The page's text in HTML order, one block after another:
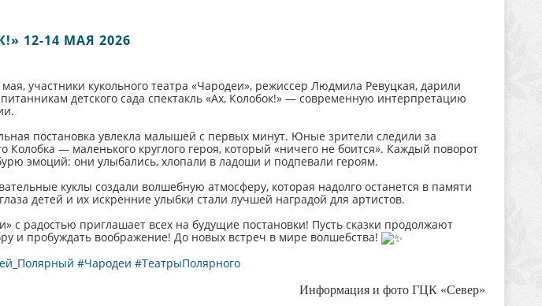
​12-14 МАЯ 2026
участники кукольного театра «Чародеи», режиссер Людмила Ревуцкая, дарили
детского сада спектакль «Ах, Колобок!» — современную интерпретацию
постановка увлекла малышей с первых минут. Юные зрители следили за
Колобка — маленького круглого героя, который «ничего не боится». Каждый поворот
эмоций: они улыбались, хлопали в ладоши и подпевали героям.
куклы создали волшебную атмосферу, которая надолго останется в памяти
детей и их искренние улыбки стали лучшей наградой для артистов.
с радостью приглашает всех на будущие постановки! Пусть сказки продолжают
и пробуждать воображение! До новых встреч в мире волшебства!
#Чародеи #ТеатрыПолярного
Информация и фото ГЦК «Север»